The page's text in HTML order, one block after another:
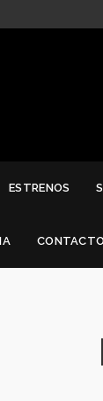
ESTRENOS